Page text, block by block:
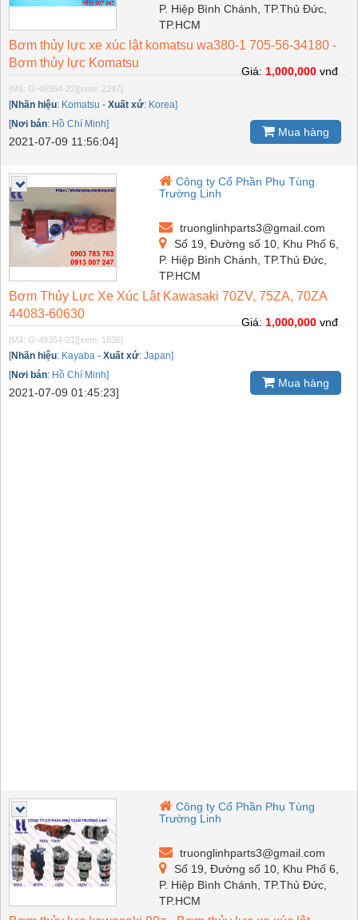
P. Hiệp Bình Chánh, TP.Thủ Đức,
TP.HCM
Bơm thủy lực xe xúc lật komatsu wa380-1 705-56-34180 -
Bơm thủy lực Komatsu
[Mã: G-49354-22][xem: 2247]
[Nhãn hiệu: Komatsu - Xuất xứ: Korea]
[Nơi bán: Hồ Chí Minh]
2021-07-09 11:56:04]
Giá: 1,000,000 vnđ
Mua hàng
Công ty Cổ Phần Phụ Tùng
Trường Linh
truonglinhparts3@gmail.com
Số 19, Đường số 10, Khu Phố 6,
P. Hiệp Bình Chánh, TP.Thủ Đức,
TP.HCM
Bơm Thủy Lực Xe Xúc Lật Kawasaki 70ZV, 75ZA, 70ZA
44083-60630
[Mã: G-49354-21][xem: 1836]
[Nhãn hiệu: Kayaba - Xuất xứ: Japan]
[Nơi bán: Hồ Chí Minh]
2021-07-09 01:45:23]
Giá: 1,000,000 vnđ
Mua hàng
Công ty Cổ Phần Phụ Tùng
Trường Linh
truonglinhparts3@gmail.com
Số 19, Đường số 10, Khu Phố 6,
P. Hiệp Bình Chánh, TP.Thủ Đức,
TP.HCM